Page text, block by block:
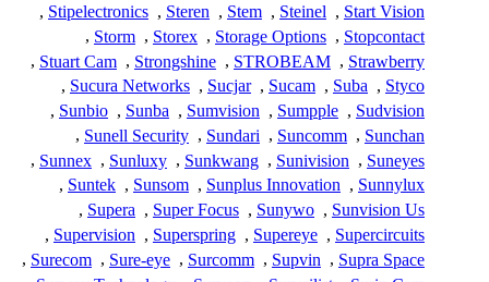
Start Vision
,
Steinel
,
Stem
,
Steren
,
Stipelectronics
,
Stopcontact
,
Storage Options
,
Storex
,
Storm
,
Strawberry
,
STROBEAM
,
Strongshine
,
Stuart Cam
,
Styco
,
Suba
,
Sucam
,
Sucjar
,
Sucura Networks
,
Sudvision
,
Sumpple
,
Sumvision
,
Sunba
,
Sunbio
,
Sunchan
,
Suncomm
,
Sundari
,
Sunell Security
,
Suneyes
,
Sunivision
,
Sunkwang
,
Sunluxy
,
Sunnex
,
Sunnylux
,
Sunplus Innovation
,
Sunsom
,
Suntek
,
Sunvision Us
,
Sunywo
,
Super Focus
,
Supera
,
Supercircuits
,
Supereye
,
Superspring
,
Supervision
,
Supra Space
,
Supvin
,
Surcomm
,
Sure-eye
,
Surecom
,